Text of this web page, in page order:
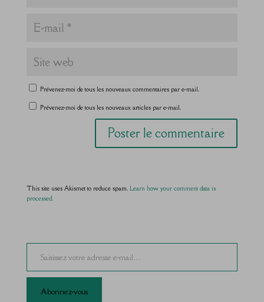
Prévenez-moi de tous les nouveaux commentaires par e-mail.
Prévenez-moi de tous les nouveaux articles par e-mail.
This site uses Akismet to reduce spam. Learn how your comment data is
processed.
Saisissez votre adresse e-mail…
Abonnez-vous